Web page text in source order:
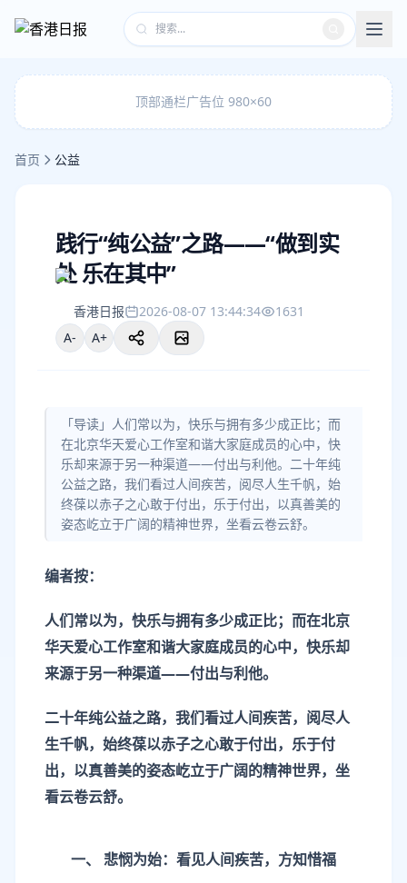
顶部通栏广告位 980×60
首页 公益
践行“纯公益”之路——“做到实
处 乐在其中”
香港日报 2026-08-07 13:44:34
1631
A-
A+
「导读」人们常以为，快乐与拥有多少成正比；而
在北京华天爱心工作室和谐大家庭成员的心中，快
乐却来源于另一种渠道——付出与利他。二十年纯
公益之路，我们看过人间疾苦，阅尽人生千帆，始
终葆以赤子之心敢于付出，乐于付出，以真善美的
姿态屹立于广阔的精神世界，坐看云卷云舒。
编者按：
人们常以为，快乐与拥有多少成正比；而在北京
华天爱心工作室和谐大家庭成员的心中，快乐却
来源于另一种渠道——付出与利他。
二十年纯公益之路，我们看过人间疾苦，阅尽人
生千帆，始终葆以赤子之心敢于付出，乐于付
出，以真善美的姿态屹立于广阔的精神世界，坐
看云卷云舒。
一、 悲悯为始：看见人间疾苦，方知惜福